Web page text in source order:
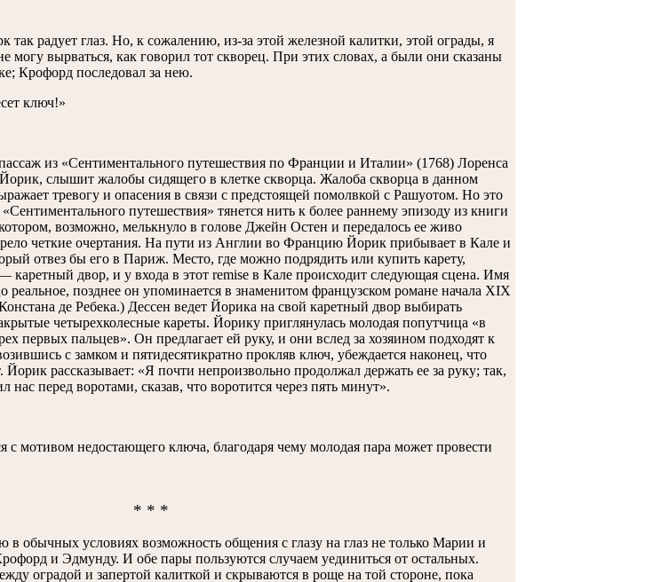
так радует глаз. Но, к сожалению, из-за этой железной калитки, этой ограды, я
могу вырваться, как говорил тот скворец. При этих словах, а были они сказаны
Крофорд последовал за нею.
ключ!»
из «Сентиментального путешествия по Франции и Италии» (1768) Лоренса
слышит жалобы сидящего в клетке скворца. Жалоба скворца в данном
тревогу и опасения в связи с предстоящей помолвкой с Рашуотом. Но это
путешествия» тянется нить к более раннему эпизоду из книги
возможно, мелькнуло в голове Джейн Остен и передалось ее живо
четкие очертания. На пути из Англии во Францию Йорик прибывает в Кале и
отвез бы его в Париж. Место, где можно подрядить или купить карету,
каретный двор, и у входа в этот remise в Кале происходит следующая сцена. Имя
реальное, позднее он упоминается в знаменитом французском романе начала XIX
де Ребека.) Дессен ведет Йорика на свой каретный двор выбирать
четырехколесные кареты. Йорику приглянулась молодая попутчица «в
первых пальцев». Он предлагает ей руку, и они вслед за хозяином подходят к
с замком и пятидесятикратно прокляв ключ, убеждается наконец, что
рассказывает: «Я почти непроизвольно продолжал держать ее за руку; так,
нас перед воротами, сказав, что воротится через пять минут».
с мотивом недостающего ключа, благодаря чему молодая пара может провести
* * *
в обычных условиях возможность общения с глазу на глаз не только Марии и
и Эдмунду. И обе пары пользуются случаем уединиться от остальных.
оградой и запертой калиткой и скрываются в роще на той стороне, пока